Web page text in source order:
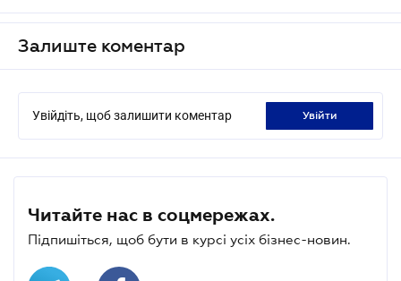
Залиште коментар
Увійдіть, щоб залишити коментар увійти
Читайте нас в соцмережах.
Підпишіться, щоб бути в курсі усіх бізнес-новин.